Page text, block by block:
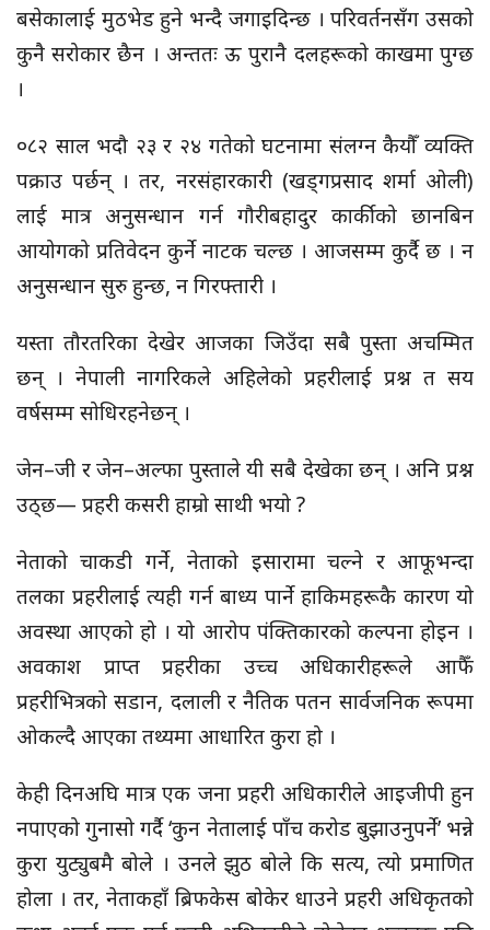
बसेकालाई मुठभेड हुने भन्दै जगाइदिन्छ । परिवर्तनसँग उसको
कुनै सरोकार छैन । अन्ततः ऊ पुरानै दलहरूको काखमा पुग्छ
।
०८२ साल भदौ २३ र २४ गतेको घटनामा संलग्न कैयौँ व्यक्ति
पक्राउ पर्छन् । तर, नरसंहारकारी (खड्गप्रसाद शर्मा ओली)
लाई मात्र अनुसन्धान गर्न गौरीबहादुर कार्कीको छानबिन
आयोगको प्रतिवेदन कुर्ने नाटक चल्छ । आजसम्म कुर्दै छ । न
अनुसन्धान सुरु हुन्छ, न गिरफ्तारी ।
यस्ता तौरतरिका देखेर आजका जिउँदा सबै पुस्ता अचम्मित
छन् । नेपाली नागरिकले अहिलेको प्रहरीलाई प्रश्न त सय
वर्षसम्म सोधिरहनेछन् ।
जेन–जी र जेन–अल्फा पुस्ताले यी सबै देखेका छन् । अनि प्रश्न
उठ्छ— प्रहरी कसरी हाम्रो साथी भयो ?
नेताको चाकडी गर्ने, नेताको इसारामा चल्ने र आफूभन्दा
तलका प्रहरीलाई त्यही गर्न बाध्य पार्ने हाकिमहरूकै कारण यो
अवस्था आएको हो । यो आरोप पंक्तिकारको कल्पना होइन ।
अवकाश प्राप्त प्रहरीका उच्च अधिकारीहरूले आफैँ
प्रहरीभित्रको सडान, दलाली र नैतिक पतन सार्वजनिक रूपमा
ओकल्दै आएका तथ्यमा आधारित कुरा हो ।
केही दिनअघि मात्र एक जना प्रहरी अधिकारीले आइजीपी हुन
नपाएको गुनासो गर्दै ‘कुन नेतालाई पाँच करोड बुझाउनुपर्ने’ भन्ने
कुरा युट्युबमै बोले । उनले झुठ बोले कि सत्य, त्यो प्रमाणित
होला । तर, नेताकहाँ ब्रिफकेस बोकेर धाउने प्रहरी अधिकृतको